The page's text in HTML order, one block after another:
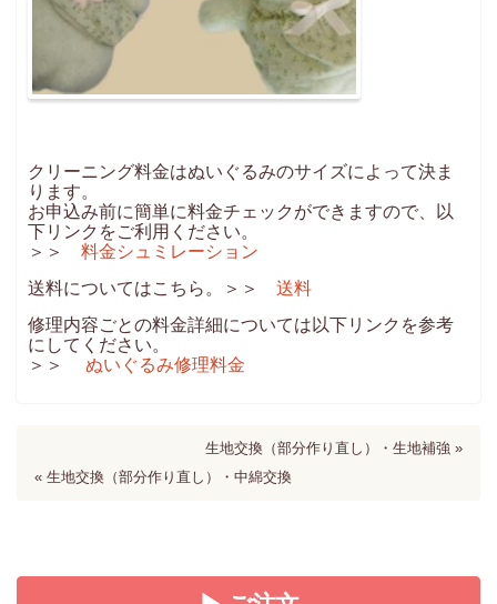
クリーニング料金はぬいぐるみのサイズによって決ま
ります。
お申込み前に簡単に料金チェックができますので、以
下リンクをご利用ください。
＞＞ 料金シュミレーション
送料についてはこちら。＞＞ 送料
修理内容ごとの料金詳細については以下リンクを参考
にしてください。
＞＞
ぬいぐるみ修理料金
生地交換（部分作り直し）・生地補強 »
« 生地交換（部分作り直し）・中綿交換